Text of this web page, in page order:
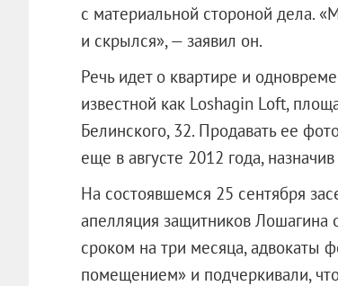
с материальной стороной дела.
и скрылся», — заявил он.
Речь идет о квартире и
известной как Loshagin Loft,
Белинского, 32. Продавать ее
еще в августе 2012 года,
На состоявшемся 25 сентября
апелляция защитников Лошагина
сроком на три месяца, адвокаты
помещением» и подчеркивали,